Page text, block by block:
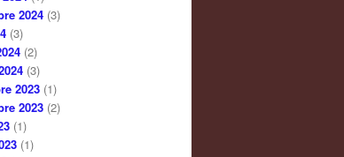
2024 (3)
(3)
(2)
(3)
2023 (1)
2023 (2)
(1)
(1)